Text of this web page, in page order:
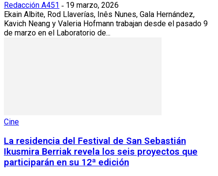
Redacción A451 - 19 marzo, 2026
Ekain Albite, Rod Llaverías, Inês Nunes, Gala Hernández,
Kavich Neang y Valeria Hofmann trabajan desde el pasado 9
de marzo en el Laboratorio de...
Cine
La residencia del Festival de San Sebastián
Ikusmira Berriak revela los seis proyectos que
participarán en su 12ª edición